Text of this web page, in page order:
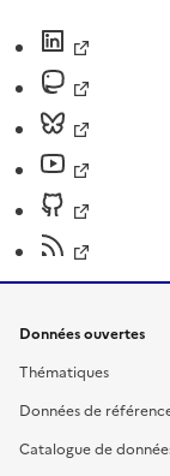
Données ouvertes
Thématiques
Données de
Catalogue de